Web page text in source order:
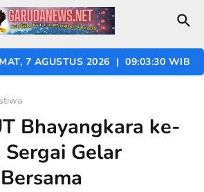
7 AGUSTUS 2026 | 09:03:31 WIB
Bhayangkara ke-
Gelar